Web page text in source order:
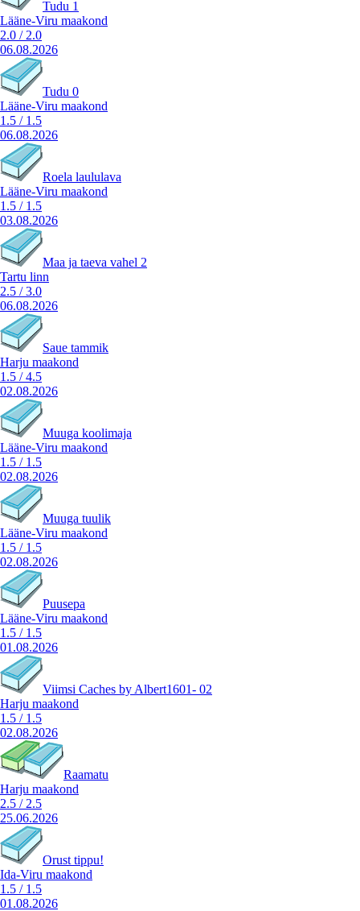
Tudu 1
Lääne-Viru maakond
2.0 / 2.0
06.08.2026
Tudu 0
Lääne-Viru maakond
1.5 / 1.5
06.08.2026
Roela laululava
Lääne-Viru maakond
1.5 / 1.5
03.08.2026
Maa ja taeva vahel 2
Tartu linn
2.5 /3.0
06.08.2026
Saue tammik
Harju maakond
1.5 /4.5
02.08.2026
Muuga koolimaja
Lääne-Viru maakond
1.5 / 1.5
02.08.2026
Muuga tuulik
Lääne-Viru maakond
1.5 / 1.5
02.08.2026
Puusepa
Lääne-Viru maakond
1.5 / 1.5
01.08.2026
Viimsi Caches by Albert1601- 02
Harju maakond
1.5 / 1.5
02.08.2026
Raamatu
Harju maakond
2.5 / 2.5
25.06.2026
Orust tippu!
Ida-Viru maakond
1.5 / 1.5
01.08.2026